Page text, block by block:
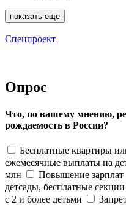
показать еще
Спецпроект
Опрос
Что, по вашему мнению,
рождаемость в России?
Бесплатные квартиры
ежемесячные выплаты на
млн
Повышение зарплат
детсады, бесплатные секции
с 2 и более детьми